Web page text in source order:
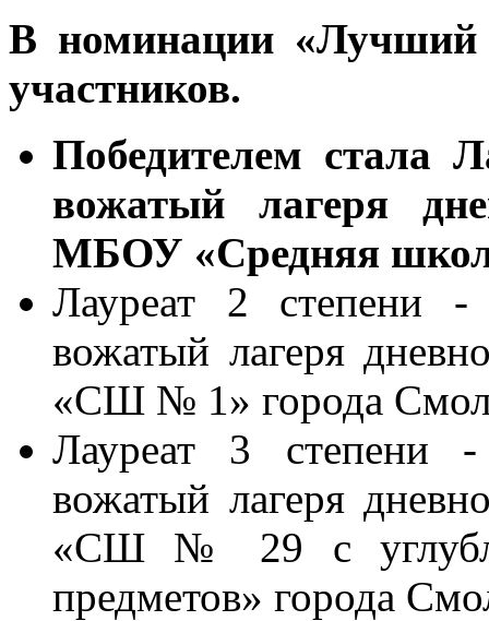
В номинации «Лучший
участников.
Победителем стала
вожатый лагеря
МБОУ «Средняя
Лауреат 2 степени -
вожатый лагеря
«СШ № 1» города
Лауреат 3 степени
вожатый лагеря
«СШ № 29 с
предметов» города